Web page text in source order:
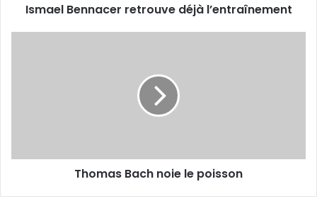
Ismael Bennacer retrouve déjà l’entraînement
Thomas Bach noie le poisson